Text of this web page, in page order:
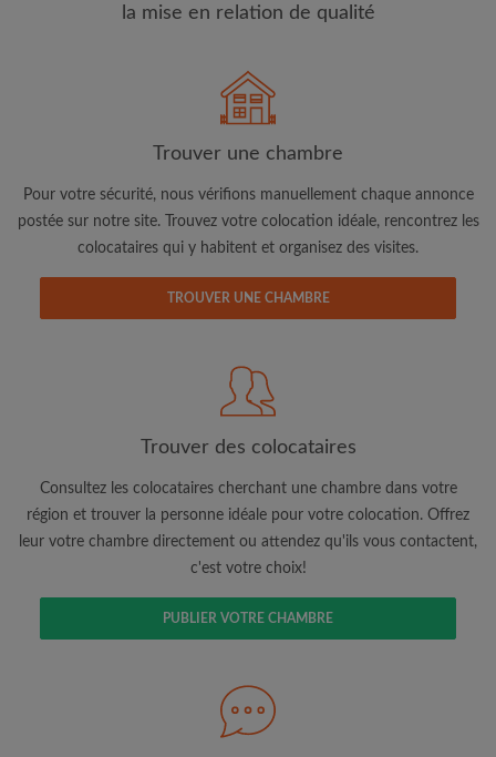
Adresse email
J'ai lu, compris et accepte les Conditions d'utilisation
Confidentialité
CRÉER PROFIL
Je souhaite recevoir des offres exclusives et des mises à
jour du compte par e-mail
la mise en relation de qualité
Trouver une chambre
Pour votre sécurité, nous vérifions manuellement chaque annonce
postée sur notre site. Trouvez votre colocation idéale, rencontrez les
colocataires qui y habitent et organisez des visites.
TROUVER UNE CHAMBRE
Trouver des colocataires
Consultez les colocataires cherchant une chambre dans votre
région et trouver la personne idéale pour votre colocation. Offrez
leur votre chambre directement ou attendez qu'ils vous contactent,
c'est votre choix!
PUBLIER VOTRE CHAMBRE